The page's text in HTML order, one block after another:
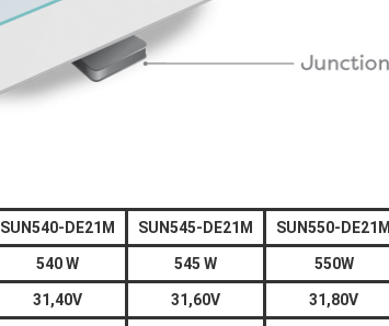
SUN540-DE21M SUN545-DE21M SUN550-DE21M
540 W 545 W 550W
31,40V 31,60V 31,80V